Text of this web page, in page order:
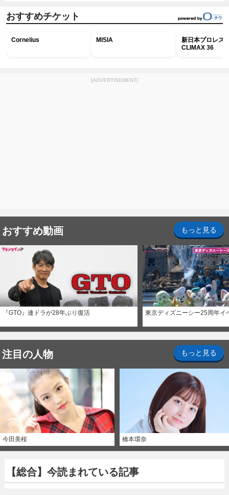
おすすめチケット
Cornelius MISIA
新日本プロレス
CLIMAX 36
[ADVERTISEMENT]
おすすめ動画 もっと見る
『GTO』連ドラが28年ぶり復活 東京ディズニーシー25周年イ
注目の人物 もっと見る
今田美桜 橋本環奈
【総合】今読まれている記事